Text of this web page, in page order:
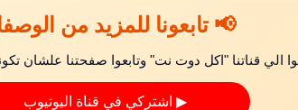
📢 تابعونا للمزيد من
الي قناتنا "اكل دوت نت" وتابعوا صفحتنا علشان
▶ اشتركي في قناة اليوتيوب